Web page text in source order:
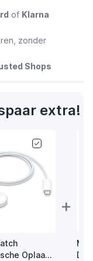
of Klarna
zonder
Shops
extra!
Oplaad
+